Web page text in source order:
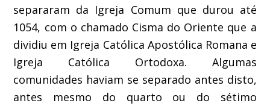
separaram da Igreja Comum que durou até
1054, com o chamado Cisma do Oriente que a
dividiu em Igreja Católica Apostólica Romana e
Igreja Católica Ortodoxa. Algumas
comunidades haviam se separado antes disto,
antes mesmo do quarto ou do sétimo